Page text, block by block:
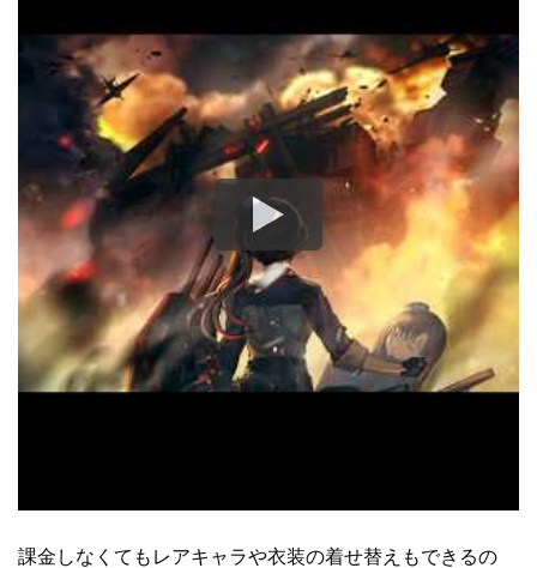
課金しなくてもレアキャラや衣装の着せ替えもできるの